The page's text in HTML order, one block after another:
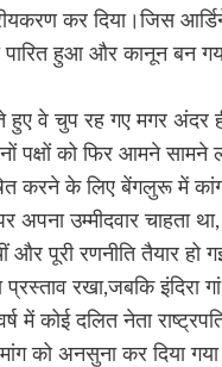
कर दिया।जिस
हुआ और कानून बन
वे चुप रह गए मगर अंदर हीं
पक्षों को फिर आमने सामने
करने के लिए बेंगलुरू में
उम्मीदवार चाहता
और पूरी रणनीति तैयार हो
रखा,जबकि इंदिरा
में कोई दलित नेता
को अनसुना कर दिया